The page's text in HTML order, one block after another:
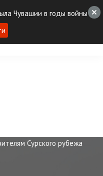
Сурского рубежа
Чувашии в годы войны